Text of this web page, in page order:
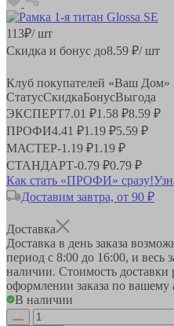
113₽/ шт
Скидка и бонус до8.59 ₽/ шт
Клуб покупателей «Ваш Дом»
СтатусСкидкаБонусВыгода
ЭКСПЕРТ7.01 ₽1.58 ₽8.59 ₽
ПРОФИ4.41 ₽1.19 ₽5.59 ₽
МАСТЕР-1.19 ₽1.19 ₽
СТАНДАРТ-0.79 ₽0.79 ₽
Как стать «ПРОФИ» сразу!
Доставим завтра, от 90 ₽
Доставка
Доставка в день заказа
период с 8:00 до 16:00, и весь
наличии. Стоимость доставки
оформлении заказа по вашему
В наличии